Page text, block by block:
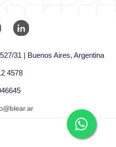
31 | Buenos Aires, Argentina
4578